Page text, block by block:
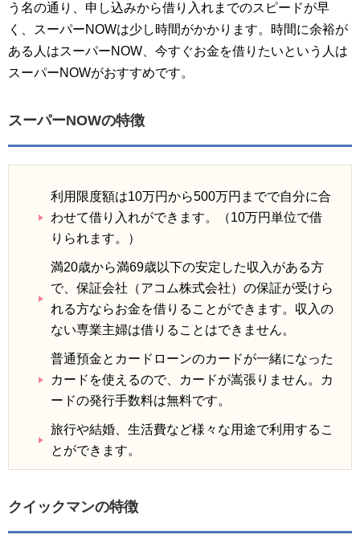
う名の通り、申し込みから借り入れまでのスピードが早
く、スーパーNOWは少し時間がかかります。時間に余裕が
ある人はスーパーNOW、今すぐお金を借りたいという人は
スーパーNOWがおすすめです。
スーパーNOWの特徴
利用限度額は10万円から500万円までで自分に合
わせて借り入れができます。（10万円単位で借
りられます。）
満20歳から満69歳以下の安定した収入がある方
で、保証会社（アコム株式会社）の保証が受けら
れる方ならお金を借りることができます。収入の
ない専業主婦は借りることはできません。
普通預金とカードローンのカードが一緒になった
カードを使えるので、カードが嵩張りません。カ
ードの発行手数料は無料です。
旅行や結婚、生活費など様々な用途で利用するこ
とができます。
クイックマンの特徴